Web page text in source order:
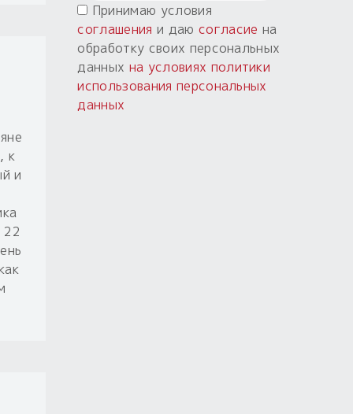
к
и
22
Принимаю условия
соглашения и даю согласие на
обработку своих персональных
данных на условиях политики
использования персональных
данных